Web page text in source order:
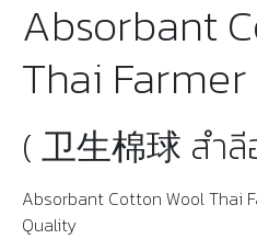
Absorbant
Thai
( 卫生棉球 สำลี
Absorbant Cotton Wool Thai
Quality